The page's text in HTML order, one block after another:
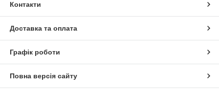
Контакти
Доставка та оплата
Графік роботи
Повна версія сайту